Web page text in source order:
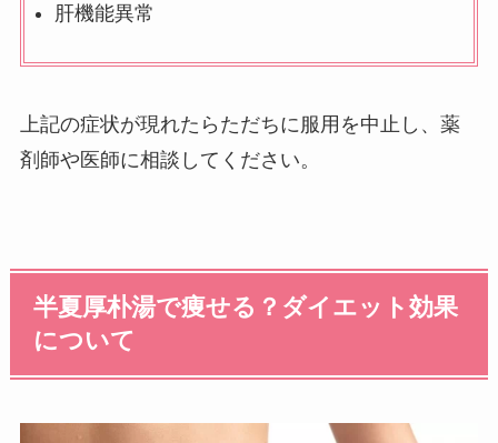
肝機能異常
上記の症状が現れたらただちに服用を中止し、薬
剤師や医師に相談してください。
半夏厚朴湯で痩せる？ダイエット効果
について